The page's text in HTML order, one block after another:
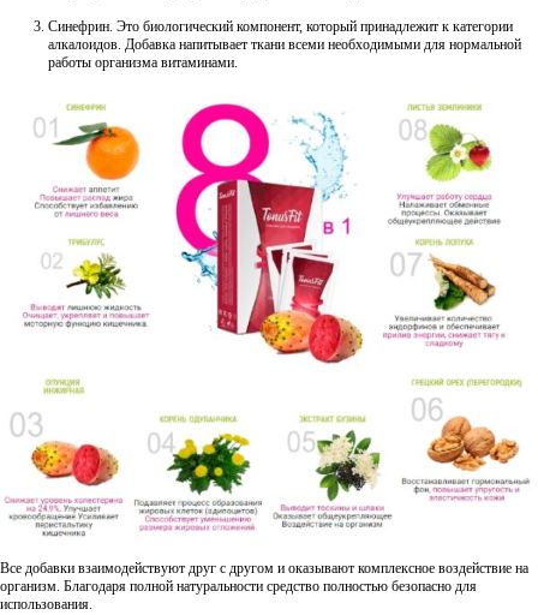
Синефрин. Это биологический компонент, который принадлежит к категории
алкалоидов. Добавка напитывает ткани всеми необходимыми для нормальной
работы организма витаминами.
Все добавки взаимодействуют друг с другом и оказывают комплексное воздействие на
организм. Благодаря полной натуральности средство полностью безопасно для
использования.